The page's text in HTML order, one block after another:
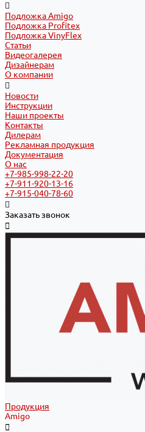
Подложка Amigo
Подложка Profitex
Подложка VinyFlex
Статьи
Видеогалерея
Дизайнерам
О компании
Новости
Инструкции
Наши проекты
Контакты
Дилерам
Рекламная продукция
Документация
О нас
+7-985-998-22-20
+7-911-920-13-16
+7-915-040-78-60
Заказать звонок
Продукция
Amigo